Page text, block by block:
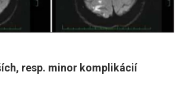
resp. minor komplikácií